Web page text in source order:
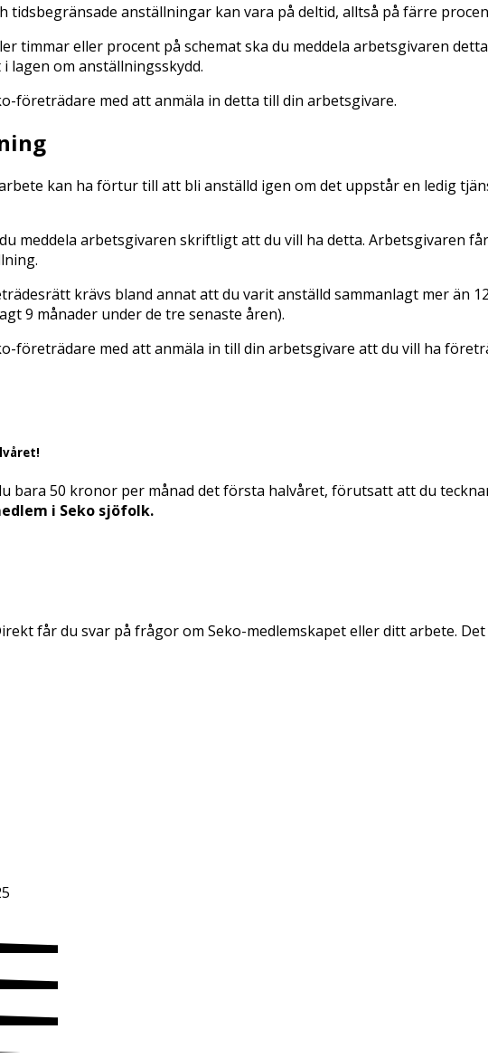
tidsbegränsade anställningar kan vara på deltid, alltså på färre
timmar eller procent på schemat ska du meddela arbetsgivaren
lagen om anställningsskydd.
företrädare med att anmäla in detta till din arbetsgivare.
kan ha förtur till att bli anställd igen om det uppstår en ledig
meddela arbetsgivaren skriftligt att du vill ha detta. Arbetsgivaren
krävs bland annat att du varit anställd sammanlagt mer än
9 månader under de tre senaste åren).
företrädare med att anmäla in till din arbetsgivare att du vill ha
bara 50 kronor per månad det första halvåret, förutsatt att du
i Seko sjöfolk.
får du svar på frågor om Seko-medlemskapet eller ditt arbete.